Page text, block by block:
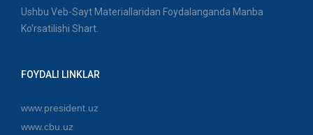
Ushbu Veb-Sayt Materiallaridan Foydalanganda Manba
Ko'rsatilishi Shart.
FOYDALI LINKLAR
www.president.uz
www.cbu.uz